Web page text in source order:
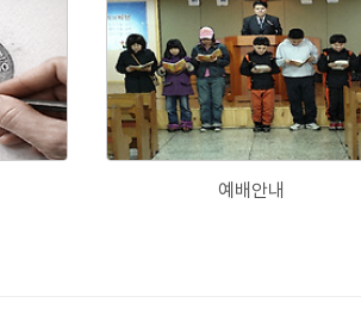
예배안내